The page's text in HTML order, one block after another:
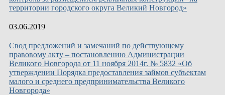
территории городского округа Великий Новгород»
03.06.2019
Свод предложений и замечаний по действующему
правовому акту – постановлению Администрации
Великого Новгорода от 11 ноября 2014г. № 5832 «Об
утверждении Порядка предоставления займов субъектам
малого и среднего предпринимательства Великого
Новгорода»